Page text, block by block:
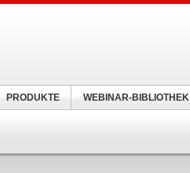
PRODUKTE WEBINAR-BIBLIOTHEK